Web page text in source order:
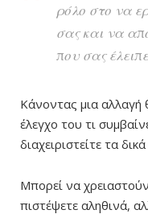
ρόλο στο να
σας και να
που σας
Κάνοντας μια αλλαγή
έλεγχο του τι
διαχειριστείτε τα
Μπορεί να
πιστέψετε αληθινά,